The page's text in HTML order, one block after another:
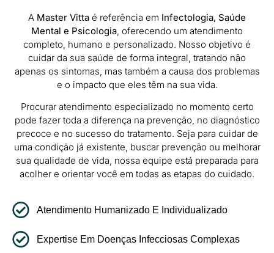
A Master Vitta é referência em Infectologia, Saúde
Mental e Psicologia , oferecendo um atendimento
completo, humano e personalizado. Nosso objetivo é
cuidar da sua saúde de forma integral, tratando não
apenas os sintomas, mas também a causa dos problemas
e o impacto que eles têm na sua vida.
Procurar atendimento especializado no momento certo
pode fazer toda a diferença na prevenção, no diagnóstico
precoce e no sucesso do tratamento. Seja para cuidar de
uma condição já existente, buscar prevenção ou melhorar
sua qualidade de vida, nossa equipe está preparada para
acolher e orientar você em todas as etapas do cuidado.
Atendimento Humanizado E Individualizado
Expertise Em Doenças Infecciosas Complexas